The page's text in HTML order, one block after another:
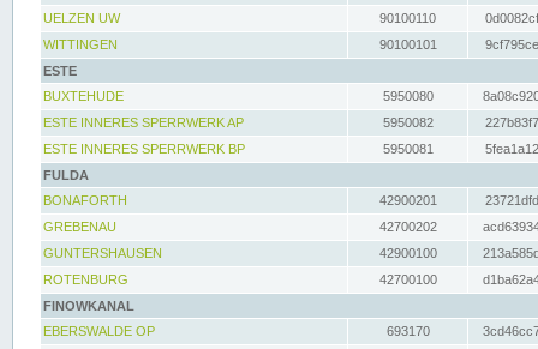
UELZEN UW
90100110
WITTINGEN
90100101
ESTE
BUXTEHUDE
5950080
ESTE INNERES SPERRWERK AP
5950082
ESTE INNERES SPERRWERK BP
5950081
FULDA
BONAFORTH
42900201
GREBENAU
42700202
GUNTERSHAUSEN
42900100
ROTENBURG
42700100
FINOWKANAL
EBERSWALDE OP
693170